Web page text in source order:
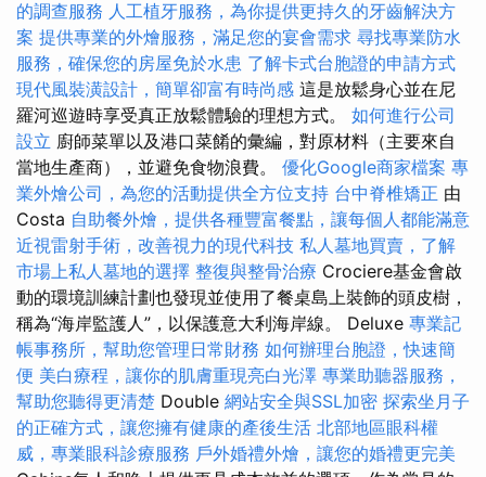
的調查服務 人工植牙服務，為你提供更持久的牙齒解決方
案 提供專業的外燴服務，滿足您的宴會需求 尋找專業防水
服務，確保您的房屋免於水患 了解卡式台胞證的申請方式
現代風裝潢設計，簡單卻富有時尚感 這是放鬆身心並在尼
羅河巡遊時享受真正放鬆體驗的理想方式。 如何進行公司
設立 廚師菜單以及港口菜餚的彙編，對原材料（主要來自
當地生產商），並避免食物浪費。 優化Google商家檔案 專
業外燴公司，為您的活動提供全方位支持 台中脊椎矯正 由
Costa 自助餐外燴，提供各種豐富餐點，讓每個人都能滿意
近視雷射手術，改善視力的現代科技 私人墓地買賣，了解
市場上私人墓地的選擇 整復與整骨治療 Crociere基金會啟
動的環境訓練計劃也發現並使用了餐桌島上裝飾的頭皮樹，
稱為“海岸監護人”，以保護意大利海岸線。 Deluxe 專業記
帳事務所，幫助您管理日常財務 如何辦理台胞證，快速簡
便 美白療程，讓你的肌膚重現亮白光澤 專業助聽器服務，
幫助您聽得更清楚 Double 網站安全與SSL加密 探索坐月子
的正確方式，讓您擁有健康的產後生活 北部地區眼科權
威，專業眼科診療服務 戶外婚禮外燴，讓您的婚禮更完美